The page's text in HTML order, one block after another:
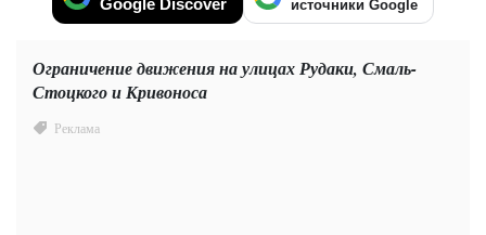
Google Discover источники Google
Ограничение движения на улицах Рудаки, Смаль-
Стоцкого и Кривоноса